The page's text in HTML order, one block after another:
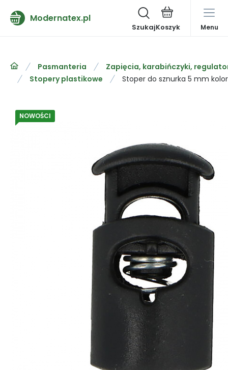
Modernatex.pl
Szukaj Menu
Pasmanteria
Zapięcia, karabińczyki,
Stopery plastikowe
Stoper do sznurka 5 mm
NOWOŚCI